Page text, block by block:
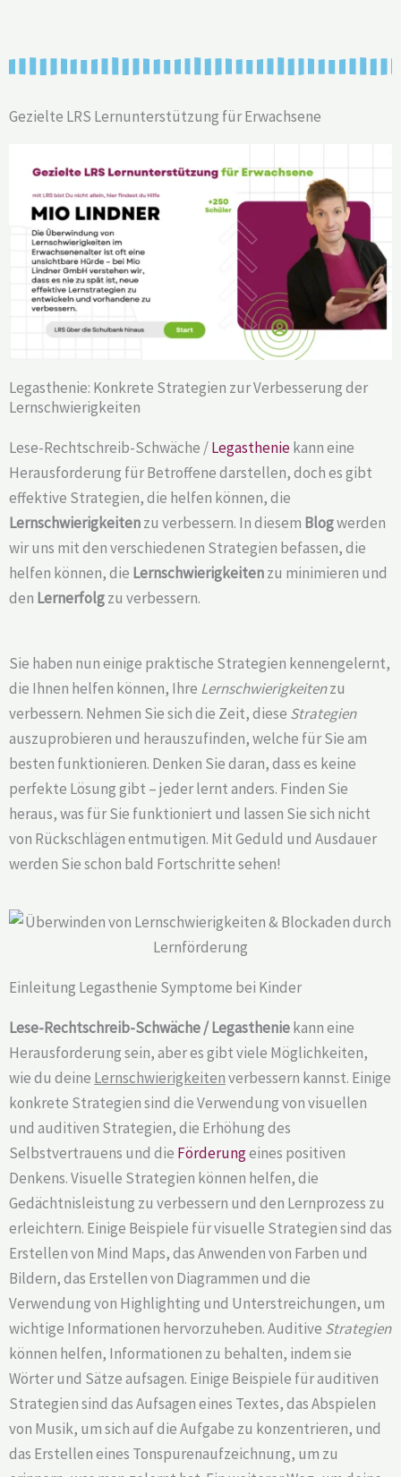
Gezielte LRS Lernunterstützung für Erwachsene
Legasthenie: Konkrete Strategien zur Verbesserung der
Lernschwierigkeiten
Lese-Rechtschreib-Schwäche /Legastheniekann eine
Herausforderung für Betroffene darstellen, doch es gibt
effektive Strategien, die helfen können, die
Lernschwierigkeitenzu verbessern. In diesem Blogwerden
wir uns mit den verschiedenen Strategien befassen, die
helfen können, die Lernschwierigkeitenzu minimieren und
den Lernerfolgzu verbessern.
Sie haben nun einige praktische Strategien kennengelernt,
die Ihnen helfen können, Ihre Lernschwierigkeitenzu
verbessern. Nehmen Sie sich die Zeit, diese Strategien
auszuprobieren und herauszufinden, welche für Sie am
besten funktionieren. Denken Sie daran, dass es keine
perfekte Lösung gibt – jeder lernt anders. Finden Sie
heraus, was für Sie funktioniert und lassen Sie sich nicht
von Rückschlägen entmutigen. Mit Geduld und Ausdauer
werden Sie schon bald Fortschritte sehen!
Einleitung Legasthenie Symptome bei Kinder
Lese-Rechtschreib-Schwäche / Legastheniekann eine
Herausforderung sein, aber es gibt viele Möglichkeiten,
wie du deine Lernschwierigkeitenverbessern kannst. Einige
konkrete Strategien sind die Verwendung von visuellen
und auditiven Strategien, die Erhöhung des
Selbstvertrauens und die Förderungeines positiven
Denkens. Visuelle Strategien können helfen, die
Gedächtnisleistung zu verbessern und den Lernprozess zu
erleichtern. Einige Beispiele für visuelle Strategien sind das
Erstellen von Mind Maps, das Anwenden von Farben und
Bildern, das Erstellen von Diagrammen und die
Verwendung von Highlighting und Unterstreichungen, um
wichtige Informationen hervorzuheben. Auditive Strategien
können helfen, Informationen zu behalten, indem sie
Wörter und Sätze aufsagen. Einige Beispiele für auditiven
Strategien sind das Aufsagen eines Textes, das Abspielen
von Musik, um sich auf die Aufgabe zu konzentrieren, und
das Erstellen eines Tonspurenaufzeichnung, um zu